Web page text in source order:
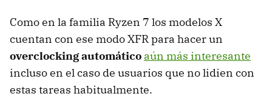
Como en la familia Ryzen 7 los modelos X
cuentan con ese modo XFR para hacer un
overclocking automático aún más interesante
incluso en el caso de usuarios que no lidien con
estas tareas habitualmente.